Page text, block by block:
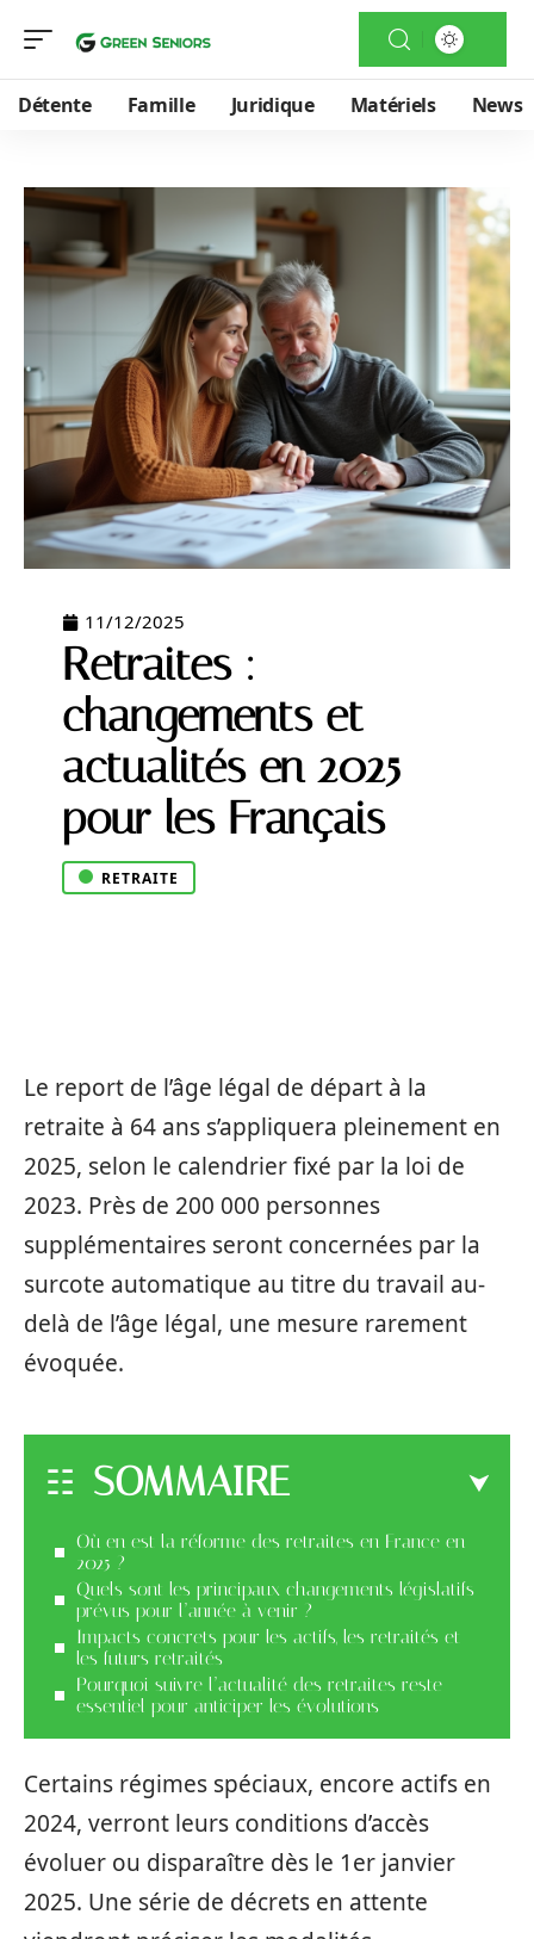
Détente Famille Juridique Matériels News
11/12/2025
Retraites :
changements et
actualités en 2025
pour les Français
RETRAITE
Le report de l’âge légal de départ à la
retraite à 64 ans s’appliquera pleinement en
2025, selon le calendrier fixé par la loi de
2023. Près de 200 000 personnes
supplémentaires seront concernées par la
surcote automatique au titre du travail au-
delà de l’âge légal, une mesure rarement
évoquée.
SOMMAIRE
Où en est la réforme des retraites en France en
2025 ?
Quels sont les principaux changements législatifs
prévus pour l’année à venir ?
Impacts concrets pour les actifs, les retraités et
les futurs retraités
Pourquoi suivre l’actualité des retraites reste
essentiel pour anticiper les évolutions
Certains régimes spéciaux, encore actifs en
2024, verront leurs conditions d’accès
évoluer ou disparaître dès le 1er janvier
2025. Une série de décrets en attente